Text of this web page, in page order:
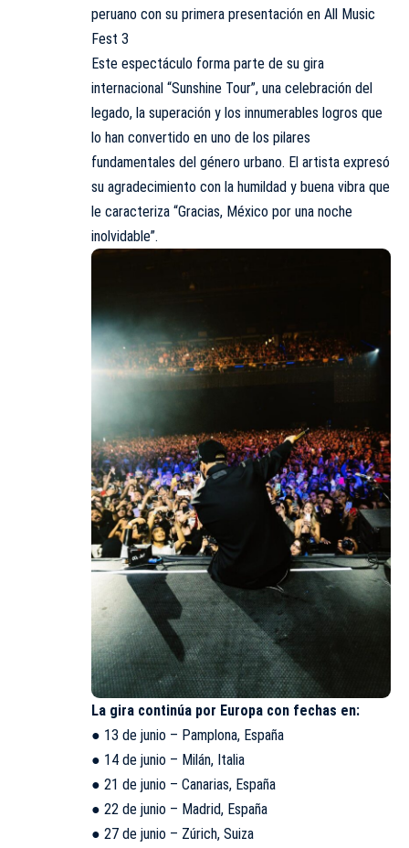
peruano con su primera presentación en All Music
Fest 3
Este espectáculo forma parte de su gira
internacional “Sunshine Tour”, una celebración del
legado, la superación y los innumerables logros que
lo han convertido en uno de los pilares
fundamentales del género urbano. El artista expresó
su agradecimiento con la humildad y buena vibra que
le caracteriza “Gracias, México por una noche
inolvidable”.
La gira continúa por Europa con fechas en:
● 13 de junio – Pamplona, España
● 14 de junio – Milán, Italia
● 21 de junio – Canarias, España
● 22 de junio – Madrid, España
● 27 de junio – Zúrich, Suiza